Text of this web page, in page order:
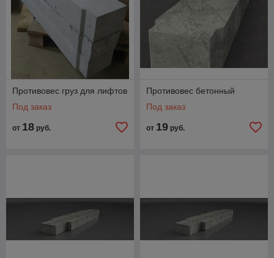
Противовес груз для лифтов
Под заказ
от 18 руб.
Противовес бетонный
Под заказ
от 19 руб.